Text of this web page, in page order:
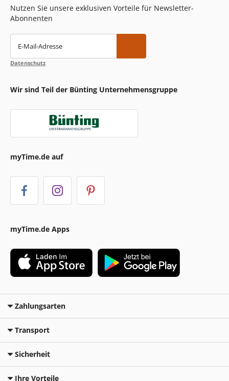
Nutzen Sie unsere exklusiven Vorteile für Newsletter-
Abonnenten
E-Mail-Adresse
Datenschutz
Wir sind Teil der Bünting Unternehmensgruppe
myTime.de auf
myTime.de Apps
Zahlungsarten
Transport
Sicherheit
Ihre Vorteile